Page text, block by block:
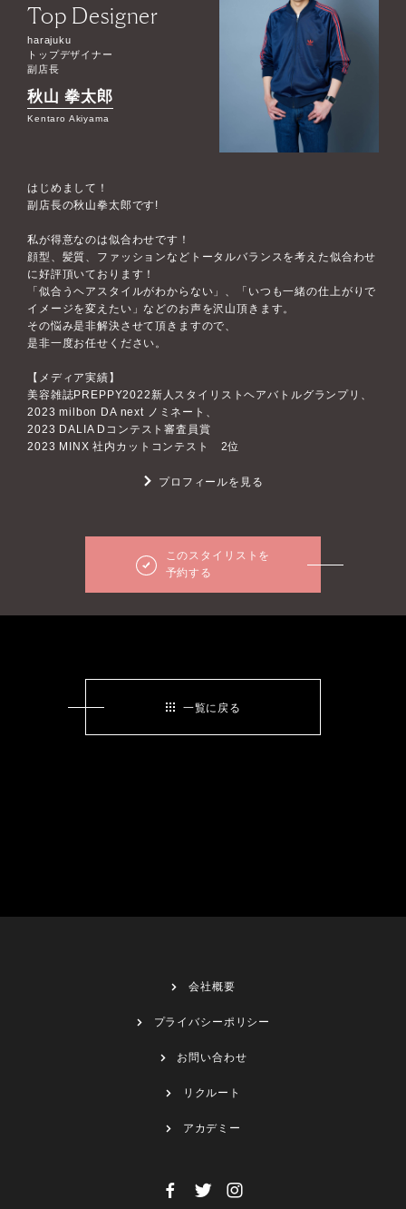
Top Designer
harajuku
トップデザイナー
副店長
秋山 拳太郎
Kentaro Akiyama
はじめまして！
副店長の秋山拳太郎です!
私が得意なのは似合わせです！
顔型、髪質、ファッションなどトータルバランスを考えた似合わせ
に好評頂いております！
「似合うヘアスタイルがわからない」、「いつも一緒の仕上がりで
イメージを変えたい」などのお声を沢山頂きます。
その悩み是非解決させて頂きますので、
是非一度お任せください。
【メディア実績】
美容雑誌PREPPY2022新人スタイリストヘアバトルグランプリ、
2023 milbon DA next ノミネート、
2023 DALIA Dコンテスト審査員賞
2023 MINX 社内カットコンテスト 2位
プロフィールを見る
このスタイリストを
予約する
一覧に戻る
会社概要
プライバシーポリシー
お問い合わせ
リクルート
アカデミー